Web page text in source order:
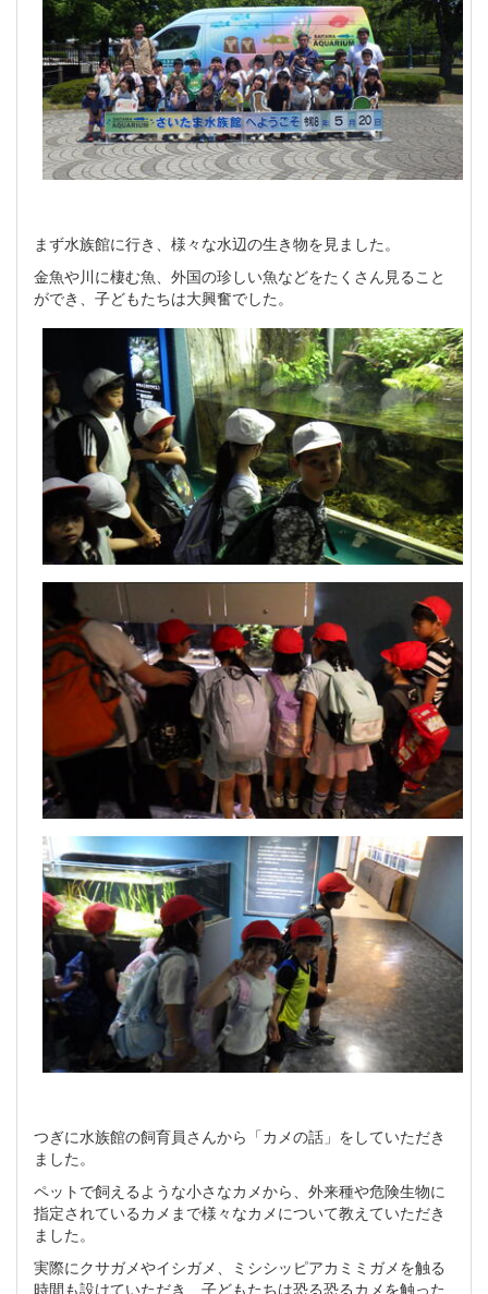
まず水族館に行き、様々な水辺の生き物を見ました。
金魚や川に棲む魚、外国の珍しい魚などをたくさん見ること
ができ、子どもたちは大興奮でした。
つぎに水族館の飼育員さんから「カメの話」をしていただき
ました。
ペットで飼えるような小さなカメから、外来種や危険生物に
指定されているカメまで様々なカメについて教えていただき
ました。
実際にクサガメやイシガメ、ミシシッピアカミミガメを触る
時間も設けていただき、子どもたちは恐る恐るカメを触った